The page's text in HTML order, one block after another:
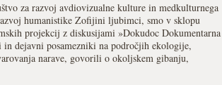
za razvoj avdiovizualne kulture in medkulturnega
humanistike Zofijini ljubimci, smo v sklopu
projekcij z diskusijami »Dokudoc Dokumentarna
dejavni posamezniki na področjih ekologije,
narave, govorili o okoljskem gibanju,